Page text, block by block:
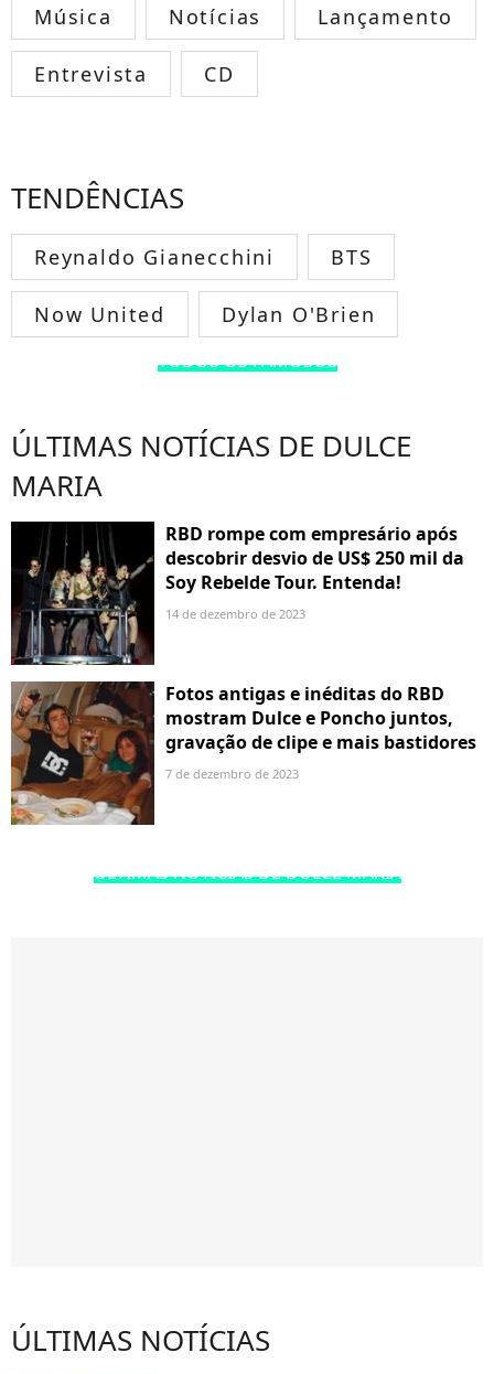
Música Notícias Lançamento
Entrevista CD
TENDÊNCIAS
Reynaldo Gianecchini BTS
Now United Dylan O'Brien
TODOS OS FAMOSOS
ÚLTIMAS NOTÍCIAS DE DULCE
MARIA
RBD rompe com empresário após
descobrir desvio de US$ 250 mil da
Soy Rebelde Tour. Entenda!
14 de dezembro de 2023
Fotos antigas e inéditas do RBD
mostram Dulce e Poncho juntos,
gravação de clipe e mais bastidores
7 de dezembro de 2023
ÚLTIMAS NOTÍCIAS DE DULCE MARIA
ÚLTIMAS NOTÍCIAS